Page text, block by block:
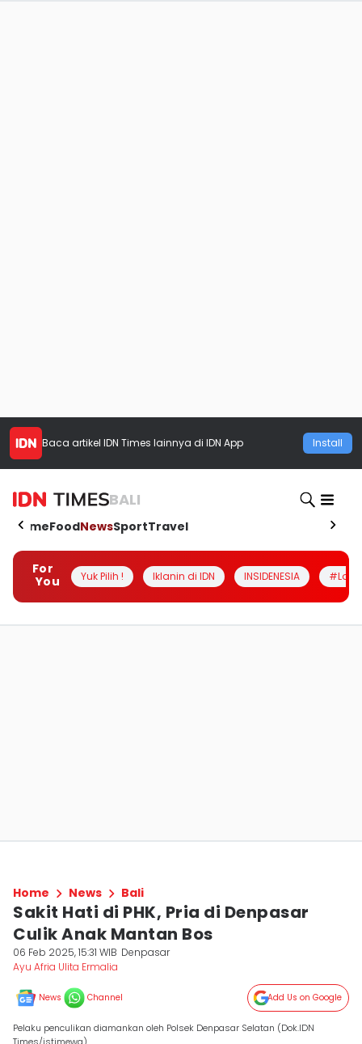
Baca artikel IDN Times lainnya di IDN App Install
BALI
HomeFoodNewsSportTravel
For
You
Yuk Pilih ! Iklanin di IDN INSIDENESIA
Home News Bali
Sakit Hati di PHK, Pria di Denpasar
Culik Anak Mantan Bos
06 Feb 2025, 15:31 WIB Denpasar
Ayu Afria Ulita Ermalia
News Channel Add Us on Google
Pelaku penculikan diamankan oleh Polsek Denpasar Selatan (Dok.IDN